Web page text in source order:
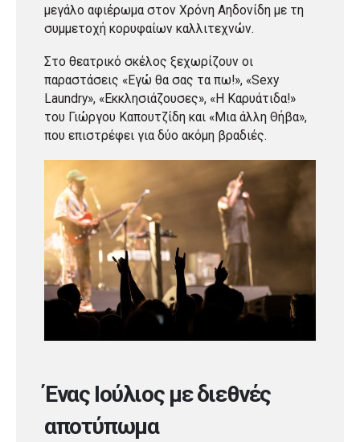
μεγάλο αφιέρωμα στον Χρόνη Αηδονίδη με τη
συμμετοχή κορυφαίων καλλιτεχνών.
Στο θεατρικό σκέλος ξεχωρίζουν οι
παραστάσεις «Εγώ θα σας τα πω!», «Sexy
Laundry», «Εκκλησιάζουσες», «Η Καρυάτιδα!»
του Γιώργου Καπουτζίδη και «Μια άλλη Θήβα»,
που επιστρέφει για δύο ακόμη βραδιές.
Ένας Ιούλιος με διεθνές
αποτύπωμα